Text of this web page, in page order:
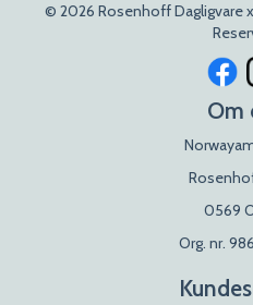
© 2026 Rosenhoff Dagligvare
Om
0569
Org. nr.